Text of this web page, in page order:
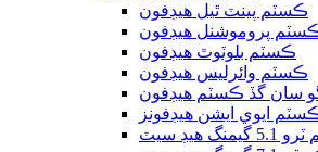
ڪسٽم پينٽ ٿيل هيڊفون
پروموشنل هيڊفون
ڪسٽم بلوٽوٿ هيڊفون
ڪسٽم وائرليس هيڊفون
سان گڏ ڪسٽم هيڊفون
ايوي ايشن هيڊفونز
هيڊ سيٽ